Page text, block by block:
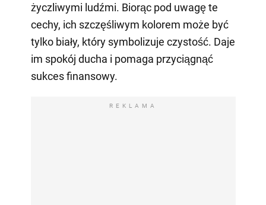
życzliwymi ludźmi. Biorąc pod uwagę te
cechy, ich szczęśliwym kolorem może być
tylko biały, który symbolizuje czystość. Daje
im spokój ducha i pomaga przyciągnąć
sukces finansowy.
REKLAMA